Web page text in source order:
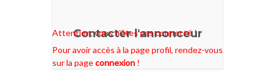
Contacter l'annonceur
Attention, vous n'êtes pas connecté !
Pour avoir accès à la page profil, rendez-vous
sur la pageconnexion !